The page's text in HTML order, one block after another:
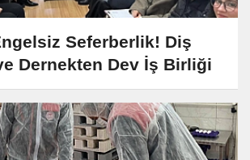
Seferberlik! Diş
Dernekten Dev İş Birliği